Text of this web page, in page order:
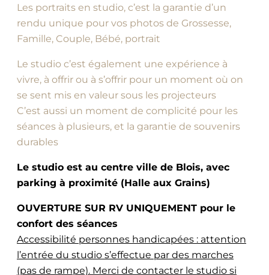
Les portraits en studio, c’est la garantie d’un
rendu unique pour vos photos de Grossesse,
Famille, Couple, Bébé, portrait
Le studio c’est également une expérience à
vivre, à offrir ou à s’offrir pour un moment où on
se sent mis en valeur sous les projecteurs
C’est aussi un moment de complicité pour les
séances à plusieurs, et la garantie de souvenirs
durables
Le studio est au centre ville de Blois, avec
parking à proximité (Halle aux Grains)
OUVERTURE SUR RV UNIQUEMENT pour le
confort des séances
Accessibilité personnes handicapées : attention
l’entrée du studio s’effectue par des marches
(pas de rampe). Merci de contacter le studio si